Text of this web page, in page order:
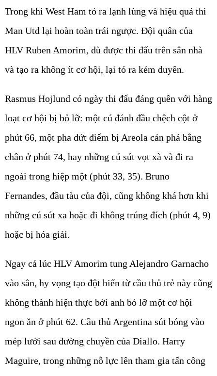
Trong khi West Ham tỏ ra lạnh lùng và hiệu quả thì
Man Utd lại hoàn toàn trái ngược. Đội quân của
HLV Ruben Amorim, dù được thi đấu trên sân nhà
và tạo ra không ít cơ hội, lại tỏ ra kém duyên.
Rasmus Hojlund có ngày thi đấu đáng quên với hàng
loạt cơ hội bị bỏ lỡ: một cú đánh đầu chệch cột ở
phút 66, một pha dứt điểm bị Areola cản phá bằng
chân ở phút 74, hay những cú sút vọt xà và đi ra
ngoài trong hiệp một (phút 33, 35). Bruno
Fernandes, đầu tàu của đội, cũng không khá hơn khi
những cú sút xa hoặc đi không trúng đích (phút 4, 9)
hoặc bị hóa giải.
Ngay cả lúc HLV Amorim tung Alejandro Garnacho
vào sân, hy vọng tạo đột biến từ cầu thủ trẻ này cũng
không thành hiện thực bởi anh bỏ lỡ một cơ hội
ngon ăn ở phút 62. Cầu thủ Argentina sút bóng vào
mép lưới sau đường chuyền của Diallo. Harry
Maguire, trong những nỗ lực lên tham gia tấn công